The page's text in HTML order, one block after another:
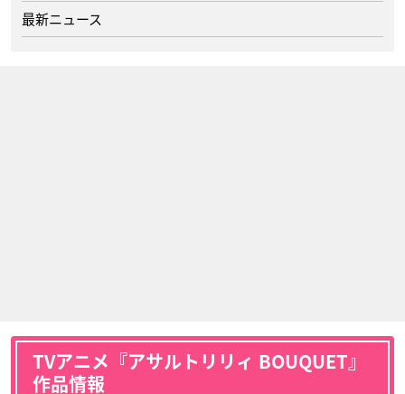
最新ニュース
TVアニメ『アサルトリリィ BOUQUET』
作品情報